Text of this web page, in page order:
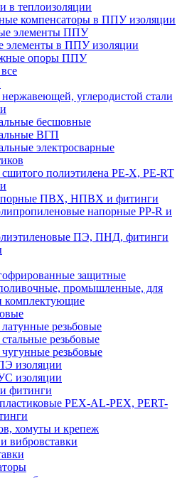
в теплоизоляции
компенсаторы в ППУ изоляции
элементы ППУ
элементы в ППУ изоляции
опоры ППУ
углеродистой стали
бесшовные
ВГП
электросварные
полиэтилена PE-X, PE-RT
ПВХ, НПВХ и фитинги
напорные PP-R и
ПЭ, ПНД, фитинги
защитные
промышленные, для
комплектующие
резьбовые
резьбовые
резьбовые
изоляции
изоляции
фитинги
PEX-AL-PEX, PERT-
хомуты и крепеж
вибровставки